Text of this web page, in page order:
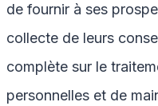
de fournir à ses
collecte de leurs
complète sur le
personnelles et de